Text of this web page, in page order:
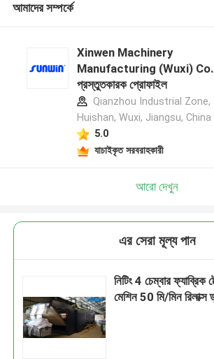
আমাদের সম্পর্কে
Xinwen Machinery
Manufacturing (Wuxi)
প্রস্তুতকারক প্রোফাইল
Qianzhou Industrial Zone,
Huishan, Wuxi, Jiangsu, China
5.0
যাচাইকৃত সরবরাহকারী
আরো দেখুন
এর সেরা মূল্য পান
নিটিং 4 চেম্বার ফ্যাব্রিক
মেশিন 50 মি/মিন রিলাক্স